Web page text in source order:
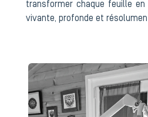
transformer chaque feuille en
vivante, profonde et